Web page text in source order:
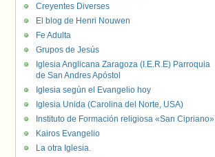
Creyentes Diverses
El blog de Henri Nouwen
Fe Adulta
Grupos de Jesús
Iglesia Anglicana Zaragoza (I.E.R.E) Parroquia
de San Andres Apóstol
Iglesia según el Evangelio hoy
Iglesia Unida (Carolina del Norte, USA)
Instituto de Formación religiosa «San Cipriano»
Kairos Evangelio
La otra Iglesia.